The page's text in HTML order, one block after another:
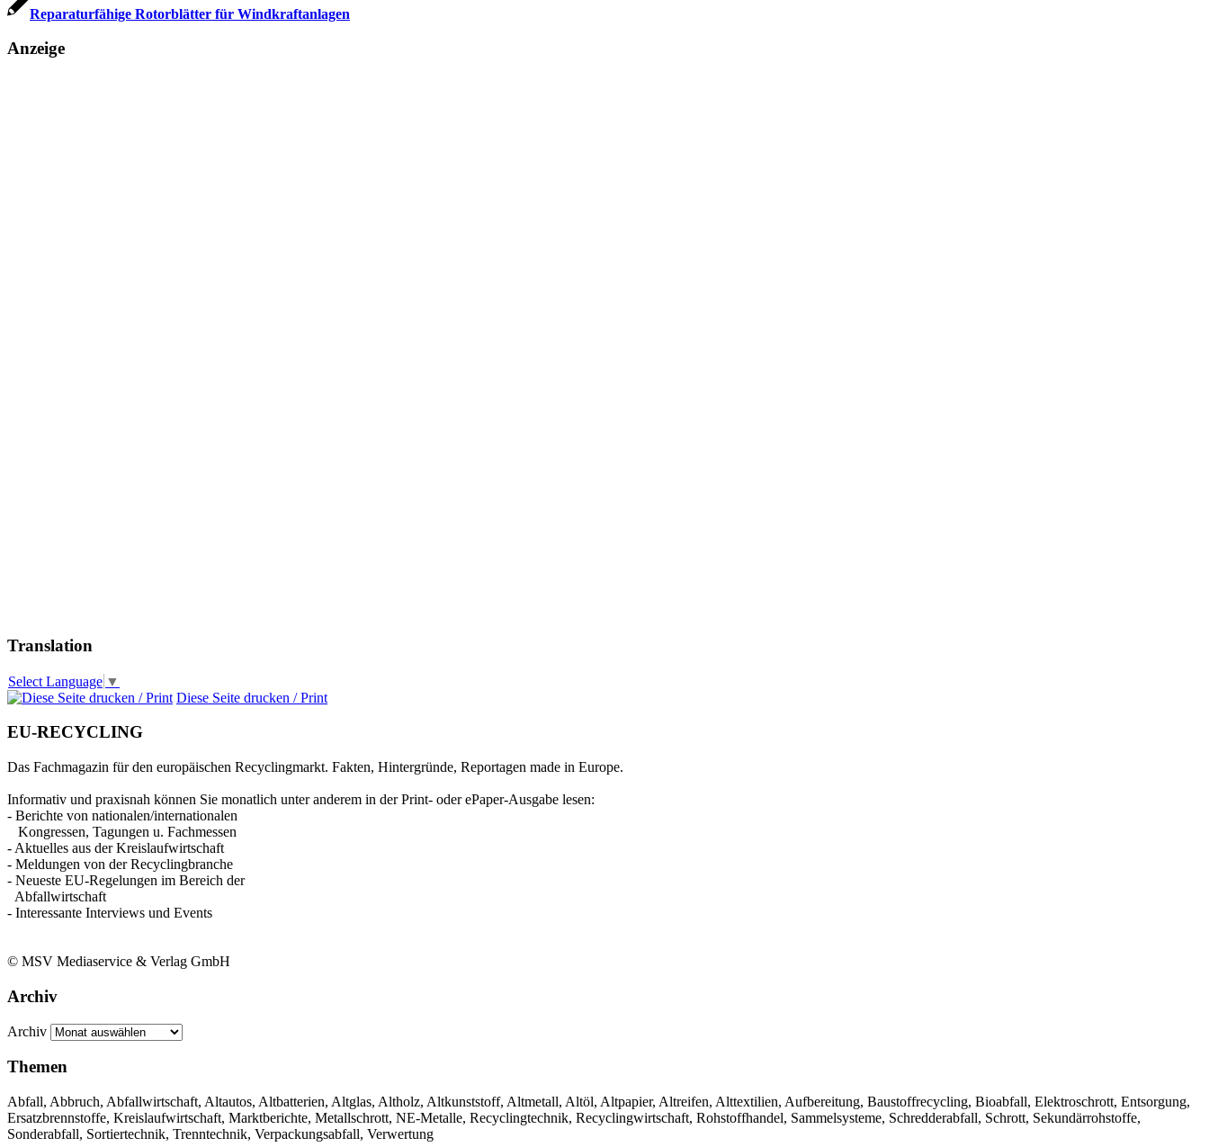
Reparaturfähige Rotorblätter für Windkraftanlagen
Anzeige
Translation
Select Language ▼
Diese Seite drucken / Print
EU-RECYCLING
Das Fachmagazin für den europäischen Recyclingmarkt. Fakten, Hintergründe, Reportagen made in Europe.
Informativ und praxisnah können Sie monatlich unter anderem in der Print- oder ePaper-Ausgabe lesen:
- Berichte von nationalen/internationalen
Kongressen, Tagungen u. Fachmessen
- Aktuelles aus der Kreislaufwirtschaft
- Meldungen von der Recyclingbranche
- Neueste EU-Regelungen im Bereich der
Abfallwirtschaft
- Interessante Interviews und Events
© MSV Mediaservice & Verlag GmbH
Archiv
Archiv
Themen
Abfall, Abbruch, Abfallwirtschaft, Altautos, Altbatterien, Altglas, Altholz, Altkunststoff, Altmetall, Altöl, Altpapier, Altreifen, Alttextilien, Aufbereitung, Baustoffrecycling, Bioabfall, Elektroschrott, Entsorgung,
Ersatzbrennstoffe, Kreislaufwirtschaft, Marktberichte, Metallschrott, NE-Metalle, Recyclingtechnik, Recyclingwirtschaft, Rohstoffhandel, Sammelsysteme, Schredderabfall, Schrott, Sekundärrohstoffe,
Sonderabfall, Sortiertechnik, Trenntechnik, Verpackungsabfall, Verwertung